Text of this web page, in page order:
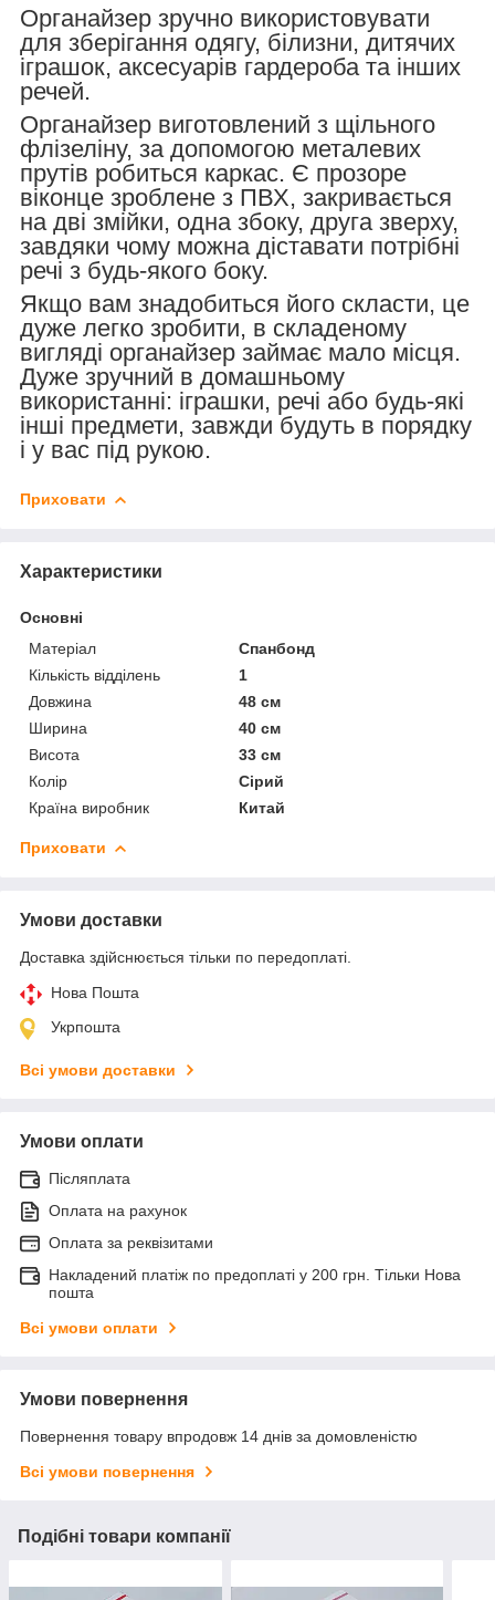
Органайзер зручно використовувати
для зберігання одягу, білизни, дитячих
іграшок, аксесуарів гардероба та інших
речей.
Органайзер виготовлений з щільного
флізеліну, за допомогою металевих
прутів робиться каркас. Є прозоре
віконце зроблене з ПВХ, закривається
на дві змійки, одна збоку, друга зверху,
завдяки чому можна діставати потрібні
речі з будь-якого боку.
Якщо вам знадобиться його скласти, це
дуже легко зробити, в складеному
вигляді органайзер займає мало місця.
Дуже зручний в домашньому
використанні: іграшки, речі або будь-які
інші предмети, завжди будуть в порядку
і у вас під рукою.
Приховати
Характеристики
Основні
Матеріал
Спанбонд
Кількість відділень
1
Довжина
48 см
Ширина
40 см
Висота
33 см
Колір
Сірий
Країна виробник
Китай
Приховати
Умови доставки
Доставка здійснюється тільки по передоплаті.
Нова Пошта
Укрпошта
Всі умови доставки
Умови оплати
Післяплата
Оплата на рахунок
Оплата за реквізитами
Накладений платіж по предоплаті у 200 грн. Тільки Нова
пошта
Всі умови оплати
Умови повернення
Повернення товару впродовж 14 днів за домовленістю
Всі умови повернення
Подібні товари компанії